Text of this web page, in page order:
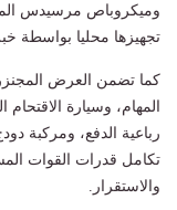
وميكروباص مرسيدس
تجهيزها محليا بواسطة
كما تضمن العرض
المهام، وسيارة
رباعية الدفع، ومركبة
تكامل قدرات القوات
والاستقرار.